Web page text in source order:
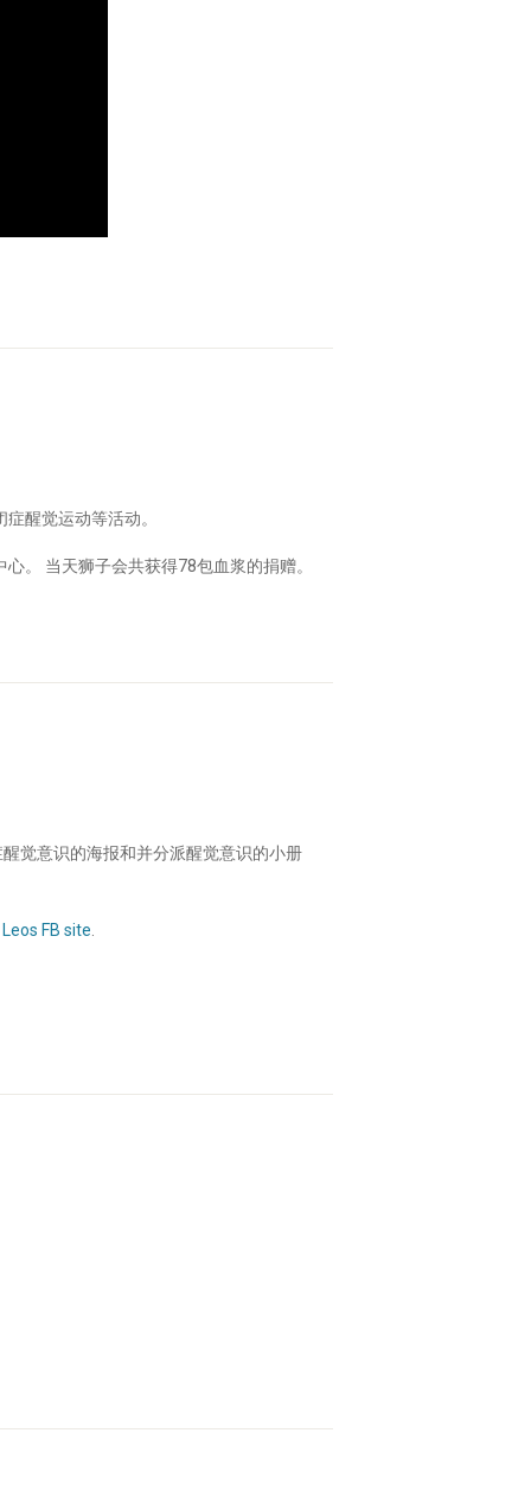
醒觉运动等活动。
。 当天狮子会共获得78包血浆的捐赠。
觉意识的海报和并分派醒觉意识的小册
FB site